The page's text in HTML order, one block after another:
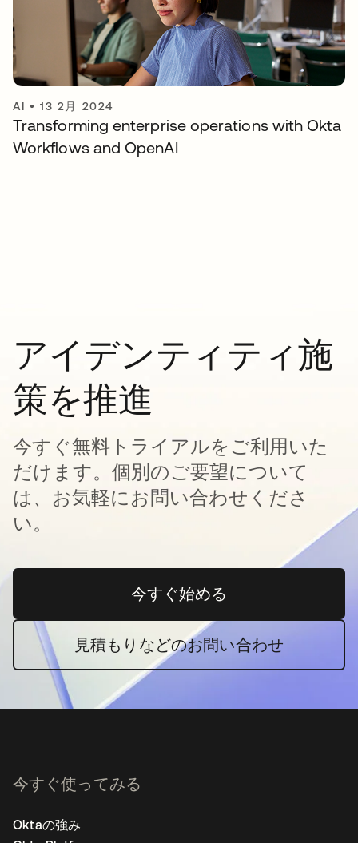
AI •13 2月 2024
Transforming enterprise operations with Okta
Workflows and OpenAI
アイデンティティ施
策を推進
今すぐ無料トライアルをご利用いた
だけます。個別のご要望について
は、お気軽にお問い合わせくださ
い。
今すぐ始める新しいタブで開く
見積もりなどのお問い合わせ
今すぐ使ってみる
Oktaの強み